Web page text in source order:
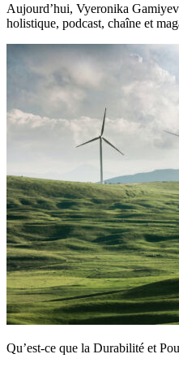
Aujourd’hui, Vyeronika
holistique, podcast, chaîne et
Qu’est-ce que la Durabilité et